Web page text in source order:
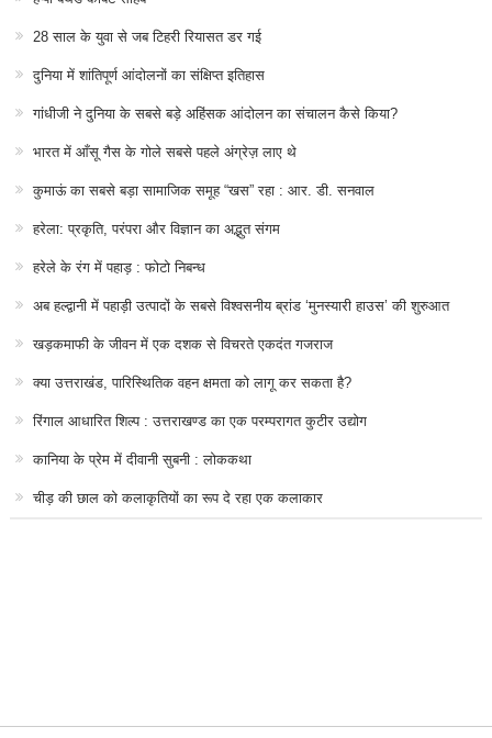
28 साल के युवा से जब टिहरी रियासत डर गई
दुनिया में शांतिपूर्ण आंदोलनों का संक्षिप्त इतिहास
गांधीजी ने दुनिया के सबसे बड़े अहिंसक आंदोलन का संचालन कैसे किया?
भारत में आँसू गैस के गोले सबसे पहले अंग्रेज़ लाए थे
कुमाऊं का सबसे बड़ा सामाजिक समूह “खस” रहा : आर. डी. सनवाल
हरेला: प्रकृति, परंपरा और विज्ञान का अद्भुत संगम
हरेले के रंग में पहाड़ : फोटो निबन्ध
अब हल्द्वानी में पहाड़ी उत्पादों के सबसे विश्वसनीय ब्रांड ‘मुनस्यारी हाउस’ की शुरुआत
खड़कमाफी के जीवन में एक दशक से विचरते एकदंत गजराज
क्या उत्तराखंड, पारिस्थितिक वहन क्षमता को लागू कर सकता है?
रिंगाल आधारित शिल्प : उत्तराखण्ड का एक परम्परागत कुटीर उद्योग
कानिया के प्रेम में दीवानी सुबनी : लोककथा
चीड़ की छाल को कलाकृतियों का रूप दे रहा एक कलाकार